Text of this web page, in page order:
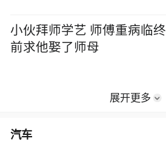
小伙拜师学艺 师傅重病临终
前求他娶了师母
展开更多
汽车